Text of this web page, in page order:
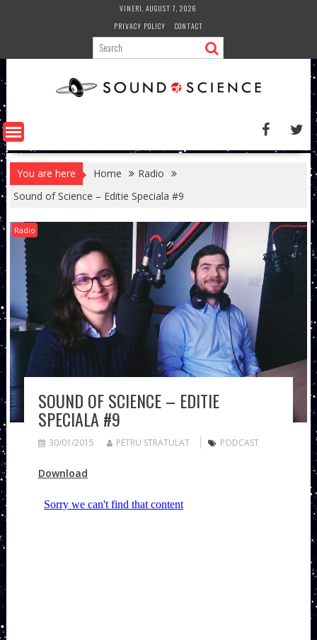
VINERI, AUGUST 7, 2026
PRIVACY POLICY
CONTACT
You are here Home
Radio
Sound of Science – Editie Speciala #9
Radio
SOUND OF SCIENCE – EDITIE
SPECIALA #9
30/01/2015 PETRU STRATULAT PODCAST
Download